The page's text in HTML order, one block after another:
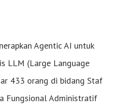
Agentic AI untuk
LLM (Large Language
433 orang di bidang Staf
Fungsional Administratif